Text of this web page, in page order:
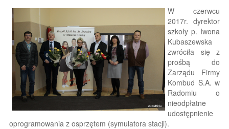
W czerwcu
2017r. dyrektor
szkoły p. Iwona
Kubaszewska
zwróciła się z
prośbą do
Zarządu Firmy
Kombud S.A. w
Radomiu o
nieodpłatne
udostępnienie
oprogramowania z osprzętem (symulatora stacji).